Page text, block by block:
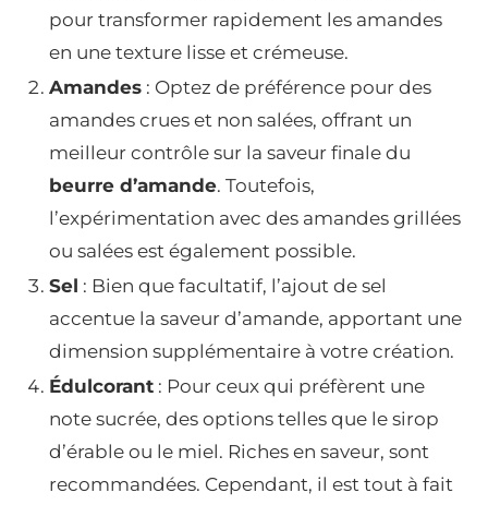
pour transformer rapidement les amandes
en une texture lisse et crémeuse.
Amandes : Optez de préférence pour des
amandes crues et non salées, offrant un
meilleur contrôle sur la saveur finale du
beurre d’amande. Toutefois,
l’expérimentation avec des amandes grillées
ou salées est également possible.
Sel : Bien que facultatif, l’ajout de sel
accentue la saveur d’amande, apportant une
dimension supplémentaire à votre création.
Édulcorant : Pour ceux qui préfèrent une
note sucrée, des options telles que le sirop
d’érable ou le miel. Riches en saveur, sont
recommandées. Cependant, il est tout à fait